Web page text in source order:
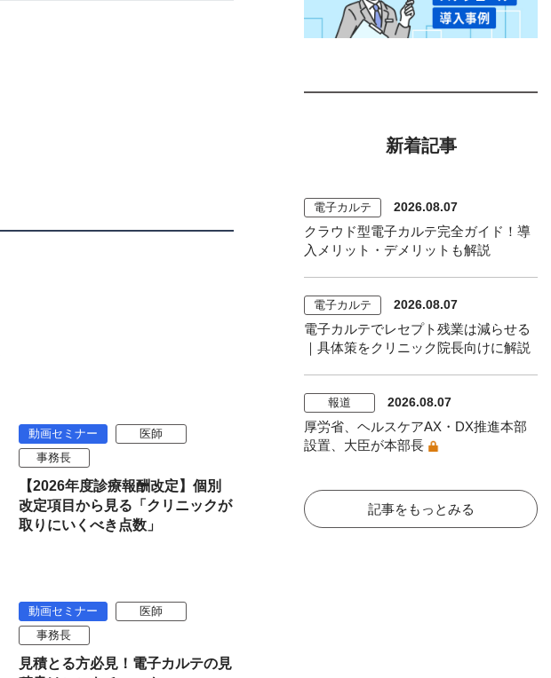
動画セミナー
医師
事務長
【2026年度診療報酬改定】個別
改定項目から見る「クリニックが
取りにいくべき点数」
動画セミナー
医師
事務長
見積とる方必見！電子カルテの見
新着記事
電子カルテ 2026.08.07
クラウド型電子カルテ完全ガイド！導
入メリット・デメリットも解説
電子カルテ 2026.08.07
電子カルテでレセプト残業は減らせる
｜具体策をクリニック院長向けに解説
報道 2026.08.07
厚労省、ヘルスケアAX・DX推進本部
設置、大臣が本部長
記事をもっとみる